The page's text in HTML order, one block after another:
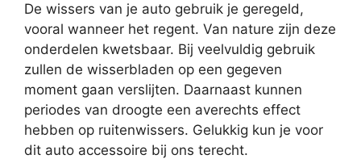
De wissers van je auto gebruik je geregeld,
vooral wanneer het regent. Van nature zijn deze
onderdelen kwetsbaar. Bij veelvuldig gebruik
zullen de wisserbladen op een gegeven
moment gaan verslijten. Daarnaast kunnen
periodes van droogte een averechts effect
hebben op ruitenwissers. Gelukkig kun je voor
dit auto accessoire bij ons terecht.